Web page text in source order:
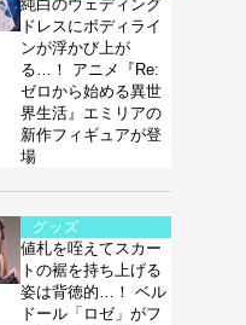
純白のウェディング
ドレスにボディライ
ンが浮かび上が
る…！ アニメ『Re:
ゼロから始める異世
界生活』エミリアの
新作フィギュアが登
場
グッズ
値札を咥えてスカー
トの裾を持ち上げる
姿は背徳的…！ ベル
ドール「ロゼ」がフ